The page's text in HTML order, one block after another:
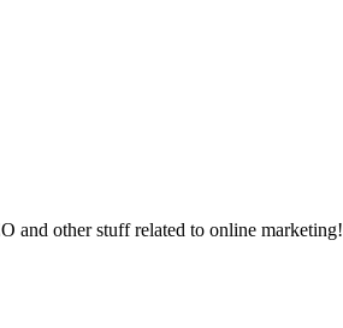
and other stuff related to online marketing!